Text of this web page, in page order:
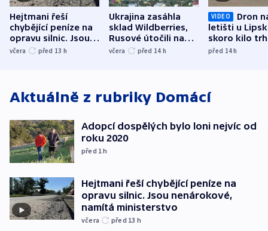
Hejtmani řeší
chybějící peníze na
opravu silnic. Jsou
nenárokové, namítá
včera před 13 h
Ukrajina zasáhla
sklad Wildberries,
Rusové útočili na
trh, hasiče či
včera před 14 h
VIDEO
Dron
letišti u
skoro kilo
indicie
před 14h
Aktuálně z rubriky Domácí
Adopcí dospělých bylo loni nejvíc od
roku 2020
před 1h
Hejtmani řeší chybějící peníze na
opravu silnic. Jsou nenárokové,
namítá ministerstvo
včera před 13 h